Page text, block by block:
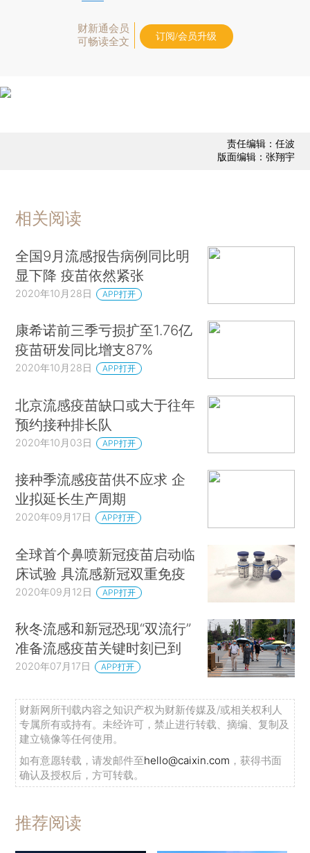
财新通会员
可畅读全文
订阅/会员升级
责任编辑：任波
版面编辑：张翔宇
相关阅读
全国9月流感报告病例同比明
显下降 疫苗依然紧张
2020年10月28日 APP打开
康希诺前三季亏损扩至1.76亿
疫苗研发同比增支87%
2020年10月28日 APP打开
北京流感疫苗缺口或大于往年
预约接种排长队
2020年10月03日 APP打开
接种季流感疫苗供不应求 企
业拟延长生产周期
2020年09月17日 APP打开
全球首个鼻喷新冠疫苗启动临
床试验 具流感新冠双重免疫
2020年09月12日 APP打开
秋冬流感和新冠恐现“双流行”
准备流感疫苗关键时刻已到
2020年07月17日 APP打开
财新网所刊载内容之知识产权为财新传媒及/或相关权利人
专属所有或持有。未经许可，禁止进行转载、摘编、复制及
建立镜像等任何使用。
如有意愿转载，请发邮件至hello@caixin.com ，获得书面
确认及授权后，方可转载。
推荐阅读